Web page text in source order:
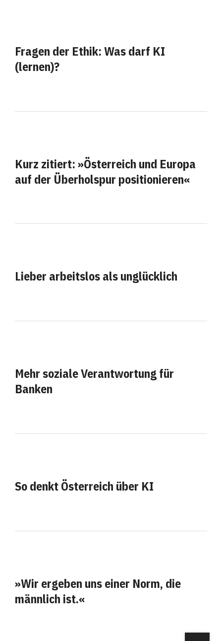
Fragen der Ethik: Was darf KI
(lernen)?
Kurz zitiert: »Österreich und Europa
auf der Überholspur positionieren«
Lieber arbeitslos als unglücklich
Mehr soziale Verantwortung für
Banken
So denkt Österreich über KI
»Wir ergeben uns einer Norm, die
männlich ist.«